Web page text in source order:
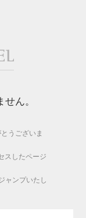
ん。
うございま
スしたページ
ャンプいたし